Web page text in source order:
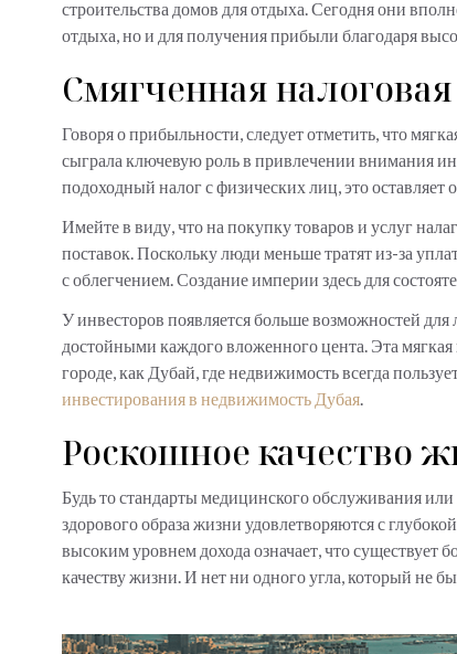
строительства домов для отдыха. Сегодня они
отдыха, но и для получения прибыли благодаря
Смягченная
Говоря о прибыльности, следует отметить, что
сыграла ключевую роль в привлечении внимания
подоходный налог с физических лиц, это
Имейте в виду, что на покупку товаров и услуг
поставок. Поскольку люди меньше тратят из-за
с облегчением. Создание империи здесь для
У инвесторов появляется больше возможностей
достойными каждого вложенного цента. Эта мягкая
городе, как Дубай, где недвижимость всегда
инвестирования в недвижимость Дубая.
Роскошное качество
Будь то стандарты медицинского обслуживания
здорового образа жизни удовлетворяются с
высоким уровнем дохода означает, что существует
качеству жизни. И нет ни одного угла, который не